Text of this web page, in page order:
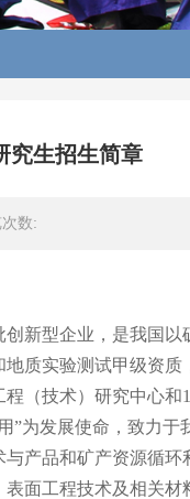
究生招生简章
数:
新型企业，是我国
质实验测试甲级资质
程 （技术） 研究中心和1
”为发展使命，致力于
产品和矿产资源循环
面工程技术及相关材